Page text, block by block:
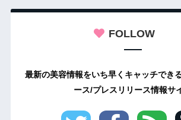
FOLLOW
最新の美容情報をいち早くキャッチでき
ース/プレスリリース情報サ